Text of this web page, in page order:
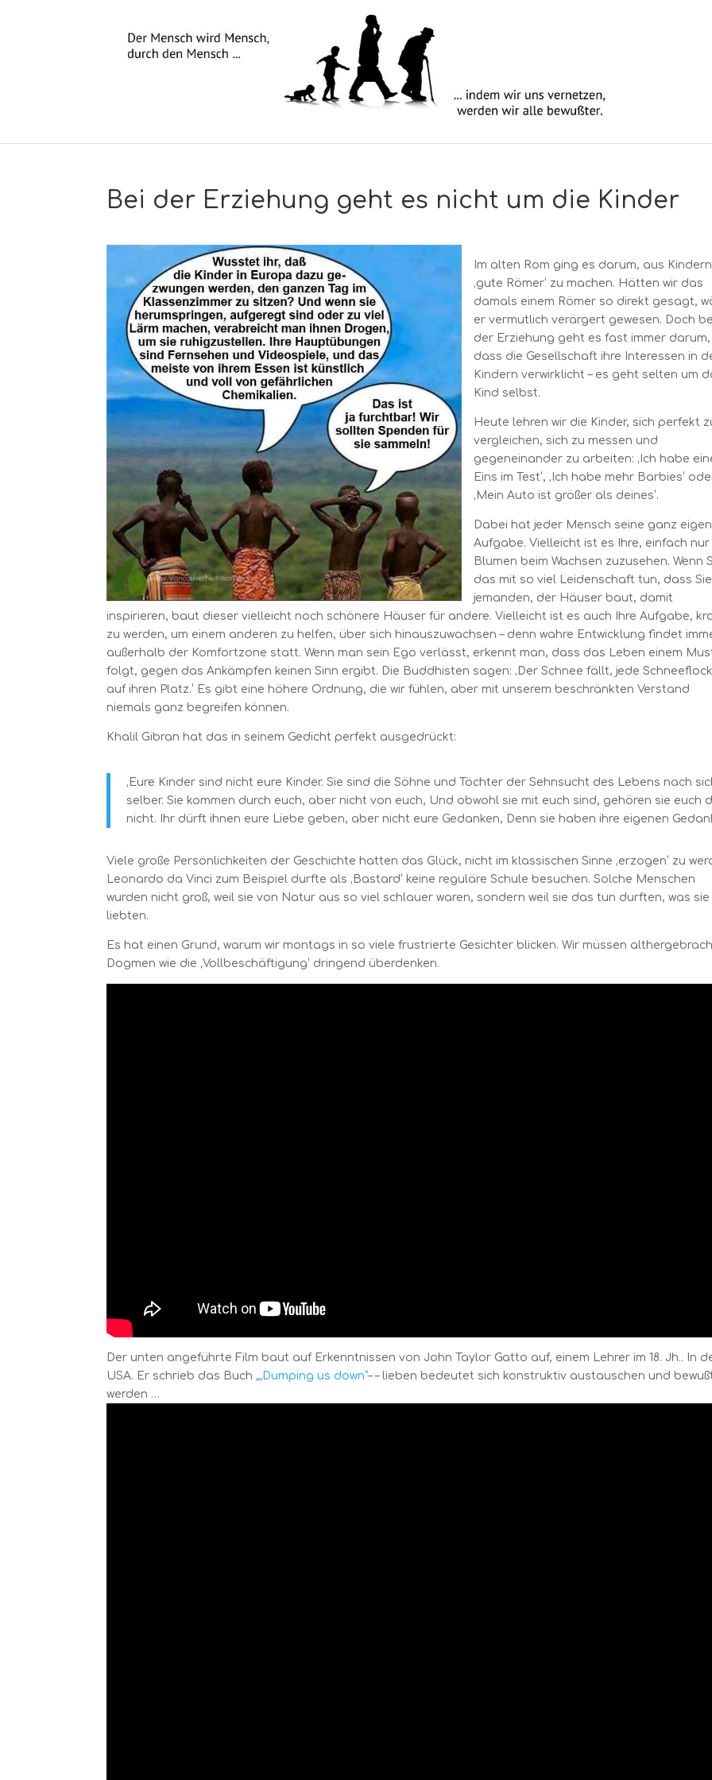
Bei der Erziehung geht es nicht um die Kinder
Im alten Rom ging es darum, aus Kindern
‚gute Römer‘ zu machen. Hätten wir das
damals einem Römer so direkt gesagt,
er vermutlich verärgert gewesen. Doch
der Erziehung geht es fast immer darum,
dass die Gesellschaft ihre Interessen in
Kindern verwirklicht – es geht selten um
Kind selbst.
Heute lehren wir die Kinder, sich perfekt
vergleichen, sich zu messen und
gegeneinander zu arbeiten: ‚Ich habe
Eins im Test‘, ‚Ich habe mehr Barbies‘
‚Mein Auto ist größer als deines‘.
Dabei hat jeder Mensch seine ganz
Aufgabe. Vielleicht ist es Ihre, einfach nur
Blumen beim Wachsen zuzusehen. Wenn
das mit so viel Leidenschaft tun, dass Sie
jemanden, der Häuser baut, damit
inspirieren, baut dieser vielleicht noch schönere Häuser für andere. Vielleicht ist es auch Ihre Aufgabe,
zu werden, um einem anderen zu helfen, über sich hinauszuwachsen – denn wahre Entwicklung findet
außerhalb der Komfortzone statt. Wenn man sein Ego verlässt, erkennt man, dass das Leben einem
folgt, gegen das Ankämpfen keinen Sinn ergibt. Die Buddhisten sagen: ‚Der Schnee fällt, jede
auf ihren Platz.‘ Es gibt eine höhere Ordnung, die wir fühlen, aber mit unserem beschränkten Verstand
niemals ganz begreifen können.
Khalil Gibran hat das in seinem Gedicht perfekt ausgedrückt:
‚Eure Kinder sind nicht eure Kinder. Sie sind die Söhne und Töchter der Sehnsucht des Lebens nach
selber. Sie kommen durch euch, aber nicht von euch, Und obwohl sie mit euch sind, gehören sie euch
nicht. Ihr dürft ihnen eure Liebe geben, aber nicht eure Gedanken, Denn sie haben ihre eigenen
Viele große Persönlichkeiten der Geschichte hatten das Glück, nicht im klassischen Sinne ‚erzogen‘ zu
Leonardo da Vinci zum Beispiel durfte als ‚Bastard‘ keine reguläre Schule besuchen. Solche Menschen
wurden nicht groß, weil sie von Natur aus so viel schlauer waren, sondern weil sie das tun durften, was sie
liebten.
Es hat einen Grund, warum wir montags in so viele frustrierte Gesichter blicken. Wir müssen
Dogmen wie die ‚Vollbeschäftigung‘ dringend überdenken.
Der unten angeführte Film baut auf Erkenntnissen von John Taylor Gatto auf, einem Lehrer im 18. Jh.. In
USA. Er schrieb das Buch „„Dumping us down“– – lieben bedeutet sich konstruktiv austauschen und
werden …